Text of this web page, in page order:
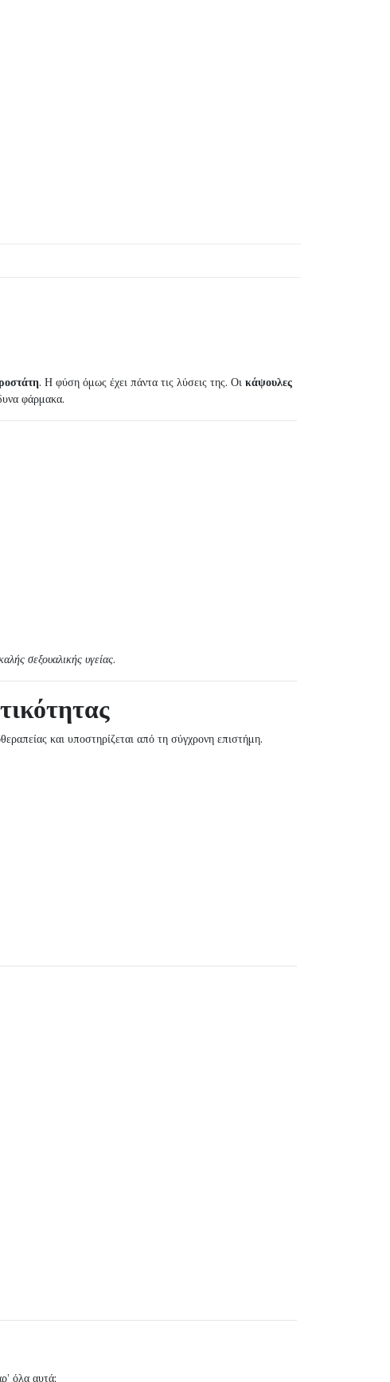
. Η φύση όμως έχει πάντα τις λύσεις της. Οι κάψουλες
φάρμακα.
σεξουαλικής υγείας.
και υποστηρίζεται από τη σύγχρονη επιστήμη.
όλα αυτά: